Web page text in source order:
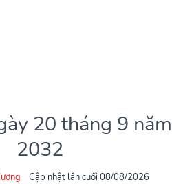
20 tháng 9 năm
2032
Cập nhật lần cuối 08/08/2026